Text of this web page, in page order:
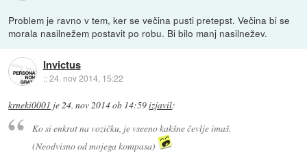
Problem je ravno v tem, ker se večina pusti pretepst. Večina bi se
morala nasilnežem postavit po robu. Bi bilo manj nasilnežev.
Invictus
::24. nov 2014, 15:22
krneki0001 je24. nov 2014 ob 14:59izjavil:
Ko si enkrat na vozičku, je vseeno kakšne čevlje imaš.
(Neodvisno od mojega kompasa)